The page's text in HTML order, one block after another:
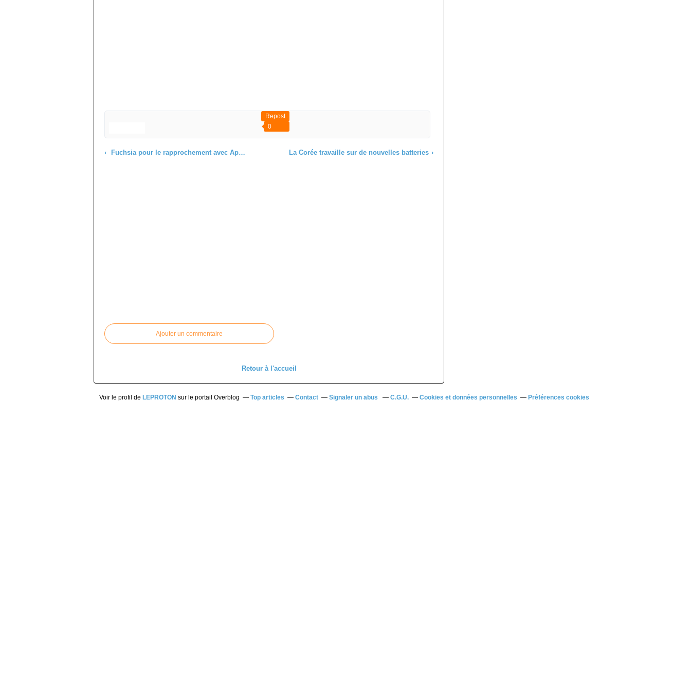
Repost
0
Fuchsia pour le rapprochement avec Apple ? ›
La Corée travaille sur de nouvelles batteries
Ajouter un commentaire
Retour à l'accueil
Voir le profil de LEPROTON sur le portail Overblog Top articles Contact Signaler un abus C.G.U. Cookies et données personnelles Préférences cookies